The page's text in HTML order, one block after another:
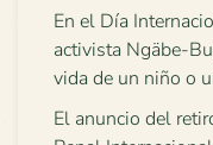
En el Día
activista Ngäbe-
vida de un niño o
El anuncio del